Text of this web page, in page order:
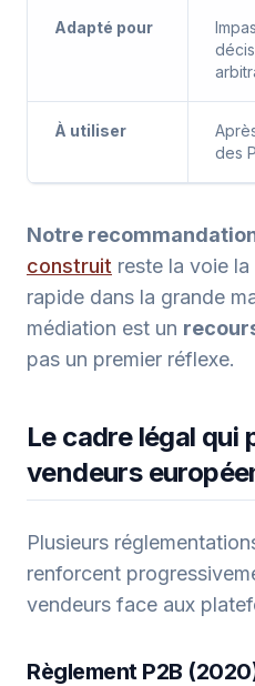
Adapté pour
À utiliser
des
Notre
construit reste la voie
rapide dans la grande
médiation est un
pas un premier réflexe.
Le cadre légal qui
vendeurs
Plusieurs
renforcent
vendeurs face aux
Règlement P2B